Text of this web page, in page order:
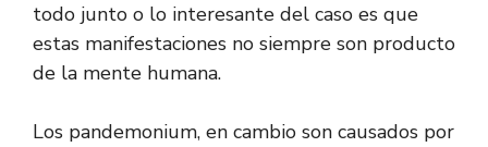
todo junto o lo interesante del caso es que
estas manifestaciones no siempre son producto
de la mente humana.
Los pandemonium, en cambio son causados por